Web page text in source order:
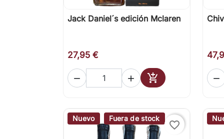
 Vista rápida
Jack Daniel´s edición Mclaren
27,95 €
  
Añadir al carrito

Nuevo Fuera de stock
favorite_border